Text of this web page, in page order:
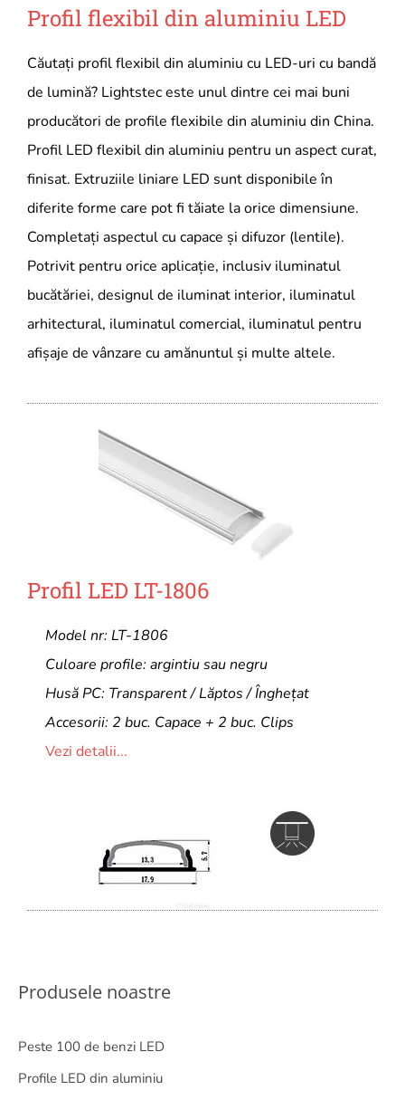
Profil flexibil din aluminiu LED
Căutați profil flexibil din aluminiu cu LED-uri cu bandă
de lumină? Lightstec este unul dintre cei mai buni
producători de profile flexibile din aluminiu din China.
Profil LED flexibil din aluminiu pentru un aspect curat,
finisat. Extruziile liniare LED sunt disponibile în
diferite forme care pot fi tăiate la orice dimensiune.
Completați aspectul cu capace și difuzor (lentile).
Potrivit pentru orice aplicație, inclusiv iluminatul
bucătăriei, designul de iluminat interior, iluminatul
arhitectural, iluminatul comercial, iluminatul pentru
afișaje de vânzare cu amănuntul și multe altele.
Profil LED LT-1806
Model nr: LT-1806
Culoare profile: argintiu sau negru
Husă PC: Transparent / Lăptos / Înghețat
Accesorii: 2 buc. Capace + 2 buc. Clips
Vezi detalii...
Produsele noastre
Peste 100 de benzi LED
Profile LED din aluminiu